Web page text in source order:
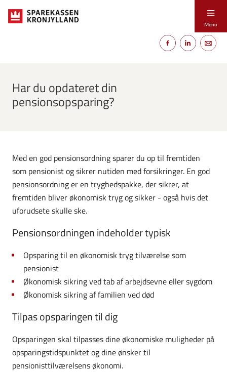
Menu
Har du opdateret din
pensionsopsparing?
Med en god pensionsordning sparer du op til fremtiden
som pensionist og sikrer nutiden med forsikringer. En god
pensionsordning er en tryghedspakke, der sikrer, at
fremtiden bliver økonomisk tryg og sikker - også hvis det
uforudsete skulle ske.
Pensionsordningen indeholder typisk
Opsparing til en økonomisk tryg tilværelse som
pensionist
Økonomisk sikring ved tab af arbejdsevne eller sygdom
Økonomisk sikring af familien ved død
Tilpas opsparingen til dig
Opsparingen skal tilpasses dine økonomiske muligheder på
opsparingstidspunktet og dine ønsker til
pensionisttilværelsens økonomi.